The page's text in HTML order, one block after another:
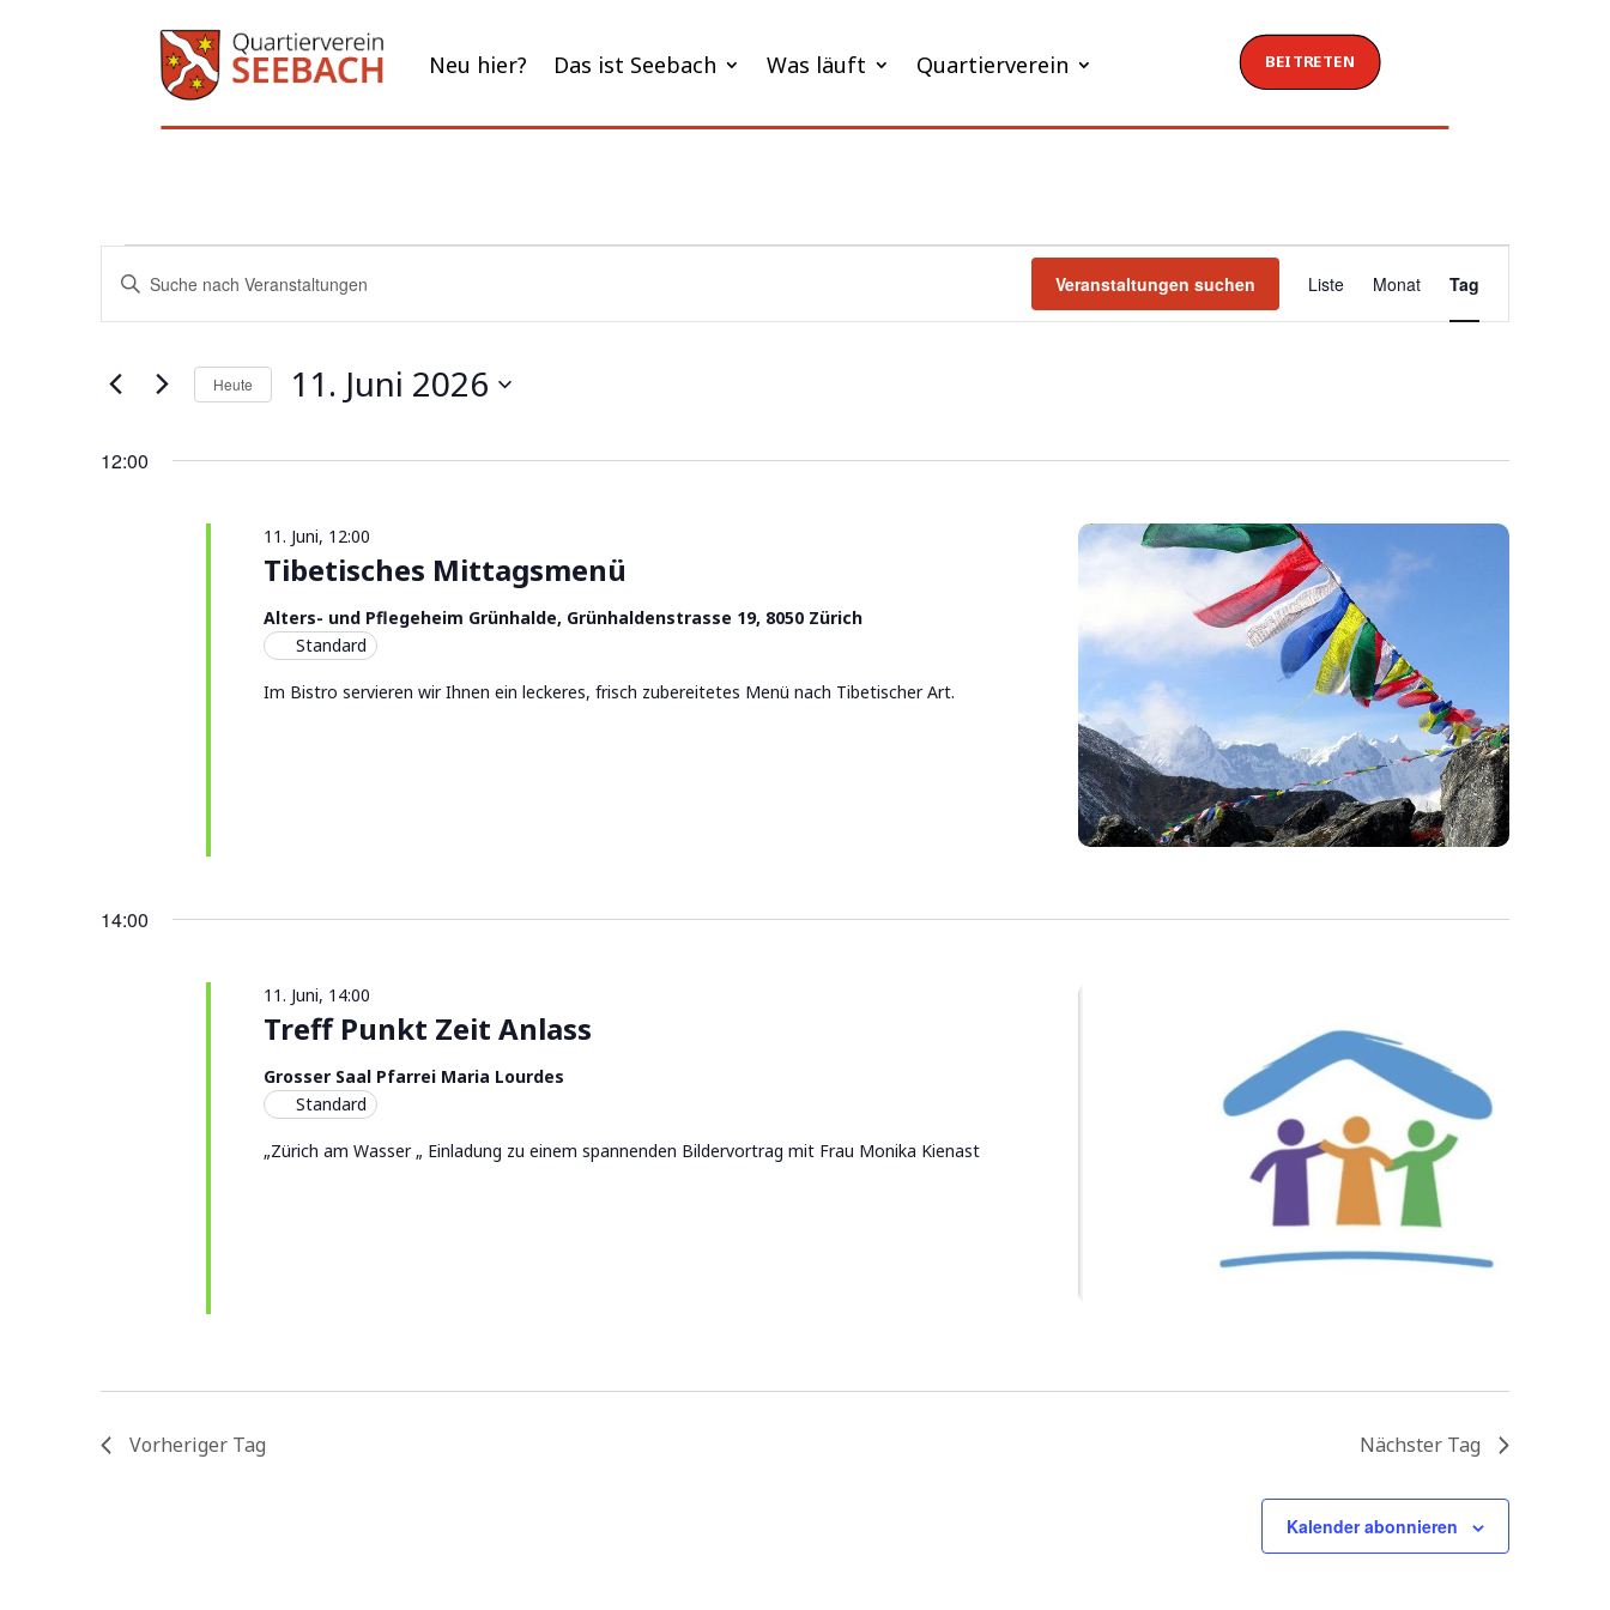
Neu hier? Das ist Seebach Was läuft Quartierverein BEITRETEN
Veranstaltungen
für
11.
Juni
2026
Veranstaltungen
Suche
und
Navigation
Bitte
Suche
Veranstaltungen suchen
Veranstaltung
Ansichten-
Navigation
Liste Monat Tag
Heute 11. Juni 2026
wählen.
12:00
Tibetisches Mittagsmenü
11. Juni, 12:00
Alters- und Pflegeheim Grünhalde, Grünhaldenstrasse 19, 8050 Zürich
Standard
Im Bistro servieren wir Ihnen ein leckeres, frisch zubereitetes Menü nach Tibetischer Art.
14:00
Treff Punkt Zeit Anlass
11. Juni, 14:00
Grosser Saal Pfarrei Maria Lourdes
Standard
„Zürich am Wasser „ Einladung zu einem spannenden Bildervortrag mit Frau Monika Kienast
Vorheriger Tag Nächster Tag
Kalender abonnieren